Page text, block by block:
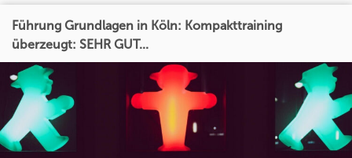
Führung Grundlagen in Köln: Kompakttraining
überzeugt: SEHR GUT...